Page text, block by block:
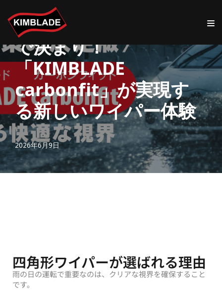
コ
テ
ン
ツ
へ
ス
キ
ッ
プ
梅雨の視界対策はこれ
で決まり！
「KIMBLADE
carbonfit」が実現す
る新しいワイパー体験
2026年6月9日
四角形ワイパーが選ばれる理由
雨の日の運転で重要なのは、クリアな視界を確保すること
です。